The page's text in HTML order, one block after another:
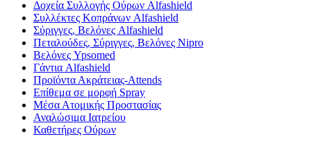
Δοχεία Συλλογής Ούρων Alfashield
Συλλέκτες Κοπράνων Alfashield
Σύριγγες, Βελόνες Alfashield
Πεταλούδες, Σύριγγες, Βελόνες Nipro
Βελόνες Ypsomed
Γάντια Alfashield
Προϊόντα Ακράτειας-Attends
Επίθεμα σε μορφή Spray
Μέσα Ατομικής Προστασίας
Αναλώσιμα Ιατρείου
Καθετήρες Ούρων